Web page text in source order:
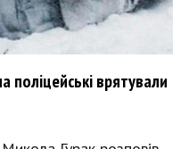
поліцейські врятували